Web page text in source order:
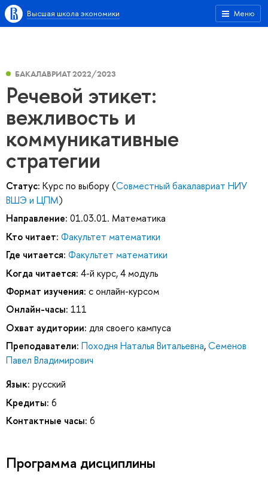
Меню
Высшая школа экономики
БАКАЛАВРИАТ 2022/2023
Речевой этикет:
вежливость и
коммуникативные
стратегии
Статус: Курс по выбору (Совместный бакалавриат НИУ
ВШЭ и ЦПМ)
Направление: 01.03.01. Математика
Кто читает: Факультет математики
Где читается: Факультет математики
Когда читается: 4-й курс, 4 модуль
Формат изучения: с онлайн-курсом
Онлайн-часы: 111
Охват аудитории: для своего кампуса
Преподаватели: Походня Наталья Витальевна,Семенов
Павел Владимирович
Язык: русский
Кредиты: 6
Контактные часы: 6
Программа дисциплины